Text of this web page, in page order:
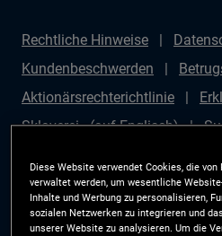
Rechtliche Hinweise
Kundenbeschwerden
Aktionärsrechterichtlinie
Sklaverei - (auf Englisch)
Anlegerrechte
Site Map
PIMCO ESG Rating
Diese Website verwendet Cookies, die
verwaltet werden, um wesentliche
Inhalte und Werbung zu personalisieren,
sozialen Netzwerken zu integrieren und
unserer Website zu analysieren. Um die